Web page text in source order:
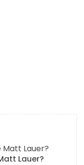
Lauer?